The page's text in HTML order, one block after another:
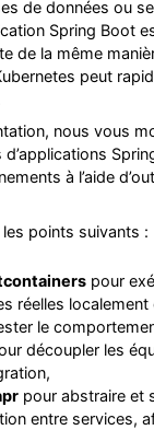
de données ou
Spring Boot
de la même
peut
nous vous
à l’aide
points suivants :
pour
réelles
le
découpler les
pour abstraire et
entre services,